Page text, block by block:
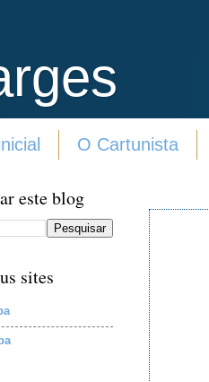
O Cartunista
este blog
sites